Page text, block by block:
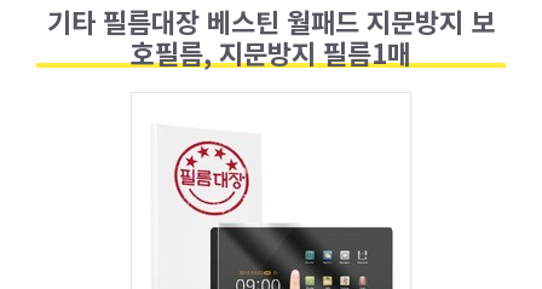
기타 필름대장 베스틴 월패드 지문방지 보
호필름, 지문방지 필름1매